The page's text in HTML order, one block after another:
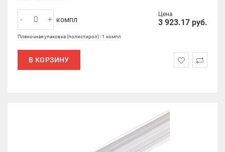
Цена
3 923.17 руб.
- + компл
Пленочная упаковка (полистирол) : 1 компл
В КОРЗИНУ